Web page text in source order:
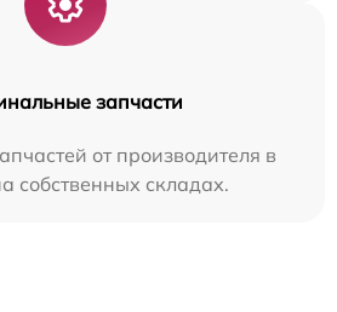
запчасти
от производителя в
собственных складах.